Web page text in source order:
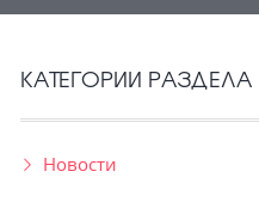
КАТЕГОРИИ РАЗДЕЛА
Новости